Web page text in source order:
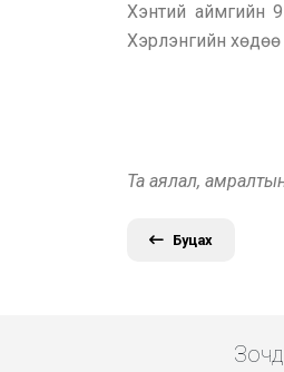
Хэнтий аймгийн
Хэрлэнгийн
Та аялал,
Буцах